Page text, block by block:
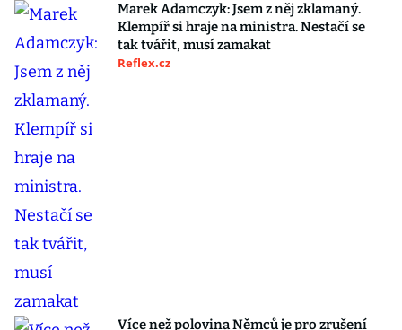
Marek Adamczyk: Jsem z něj zklamaný.
Klempíř si hraje na ministra. Nestačí se
tak tvářit, musí zamakat
Reflex.cz
Více než polovina Němců je pro zrušení